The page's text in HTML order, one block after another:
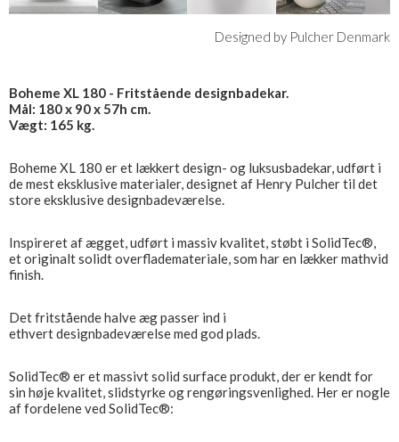
Designed by Pulcher Denmark
Boheme XL 180 - Fritstående designbadekar.
Mål: 180 x 90 x 57h cm.
Vægt: 165 kg.
Boheme XL 180 er et lækkert design- og luksusbadekar, udført i
de mest eksklusive materialer, designet af Henry Pulcher til det
store eksklusive designbadeværelse.
Inspireret af ægget, udført i massiv kvalitet, støbt i SolidTec®,
et originalt solidt overflademateriale, som har en lækker mathvid
finish.
Det fritstående halve æg passer ind i
ethvert designbadeværelse med god plads.
SolidTec® er et massivt solid surface produkt, der er kendt for
sin høje kvalitet, slidstyrke og rengøringsvenlighed. Her er nogle
af fordelene ved SolidTec®: